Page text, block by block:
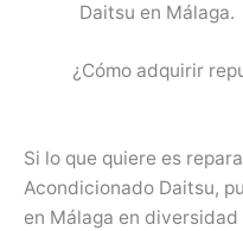
Daitsu en Málaga.
¿Cómo adquirir
Si lo que quiere es
Acondicionado Daitsu,
en Málaga en